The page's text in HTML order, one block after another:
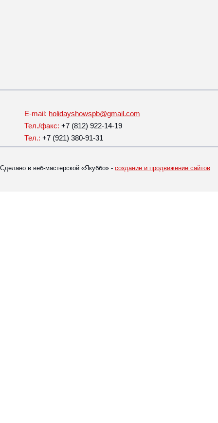
E-mail: holidayshowspb@gmail.com
Тел./факс: +7 (812) 922-14-19
Тел.: +7 (921) 380-91-31
Сделано в веб-мастерской «Якуббо» - создание и продвижение сайтов